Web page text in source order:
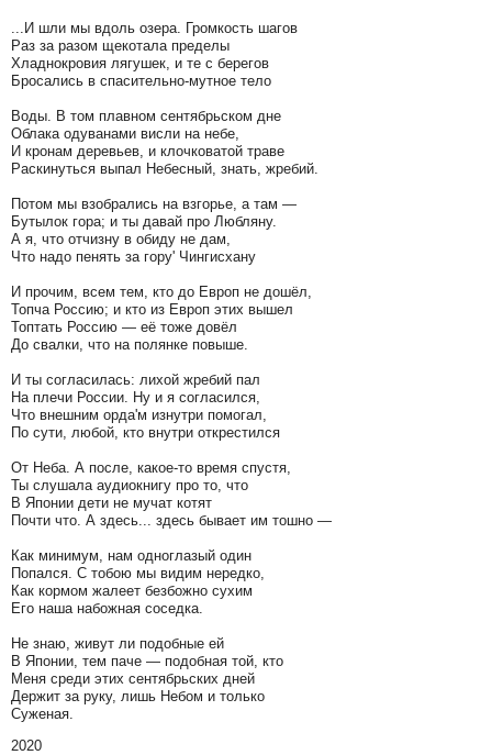
...И шли мы вдоль озера. Громкость шагов
Раз за разом щекотала пределы
Хладнокровия лягушек, и те с берегов
Бросались в спасительно-мутное тело
Воды. В том плавном сентябрьском дне
Облака одуванами висли на небе,
И кронам деревьев, и клочковатой траве
Раскинуться выпал Небесный, знать, жребий.
Потом мы взобрались на взгорье, а там —
Бутылок гора; и ты давай про Любляну.
А я, что отчизну в обиду не дам,
Что надо пенять за гору' Чингисхану
И прочим, всем тем, кто до Европ не дошёл,
Топча Россию; и кто из Европ этих вышел
Топтать Россию — её тоже довёл
До свалки, что на полянке повыше.
И ты согласилась: лихой жребий пал
На плечи России. Ну и я согласился,
Что внешним орда'м изнутри помогал,
По сути, любой, кто внутри открестился
От Неба. А после, какое-то время спустя,
Ты слушала аудиокнигу про то, что
В Японии дети не мучат котят
Почти что. А здесь... здесь бывает им тошно —
Как минимум, нам одноглазый один
Попался. С тобою мы видим нередко,
Как кормом жалеет безбожно сухим
Его наша набожная соседка.
Не знаю, живут ли подобные ей
В Японии, тем паче — подобная той, кто
Меня среди этих сентябрьских дней
Держит за руку, лишь Небом и только
Суженая.
2020